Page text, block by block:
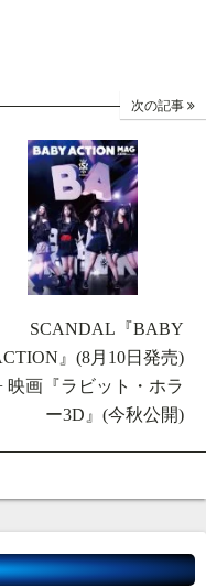
次の記事
SCANDAL『BABY
』(8月10日発売)
映画『ラビット・ホラ
ー3D』(今秋公開)